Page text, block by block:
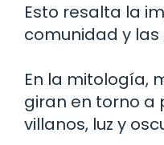
Esto resalta la
comunidad y las
En la mitología,
giran en torno a
villanos, luz y